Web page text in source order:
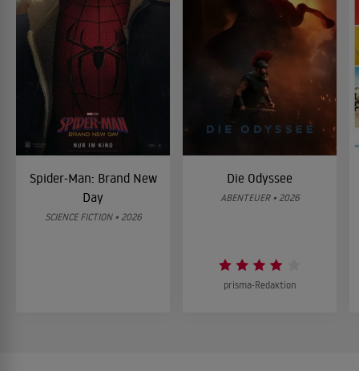
Spider-Man: Brand New
Day
SCIENCE FICTION • 2026
Die Odyssee
ABENTEUER • 2026
prisma-Redaktion